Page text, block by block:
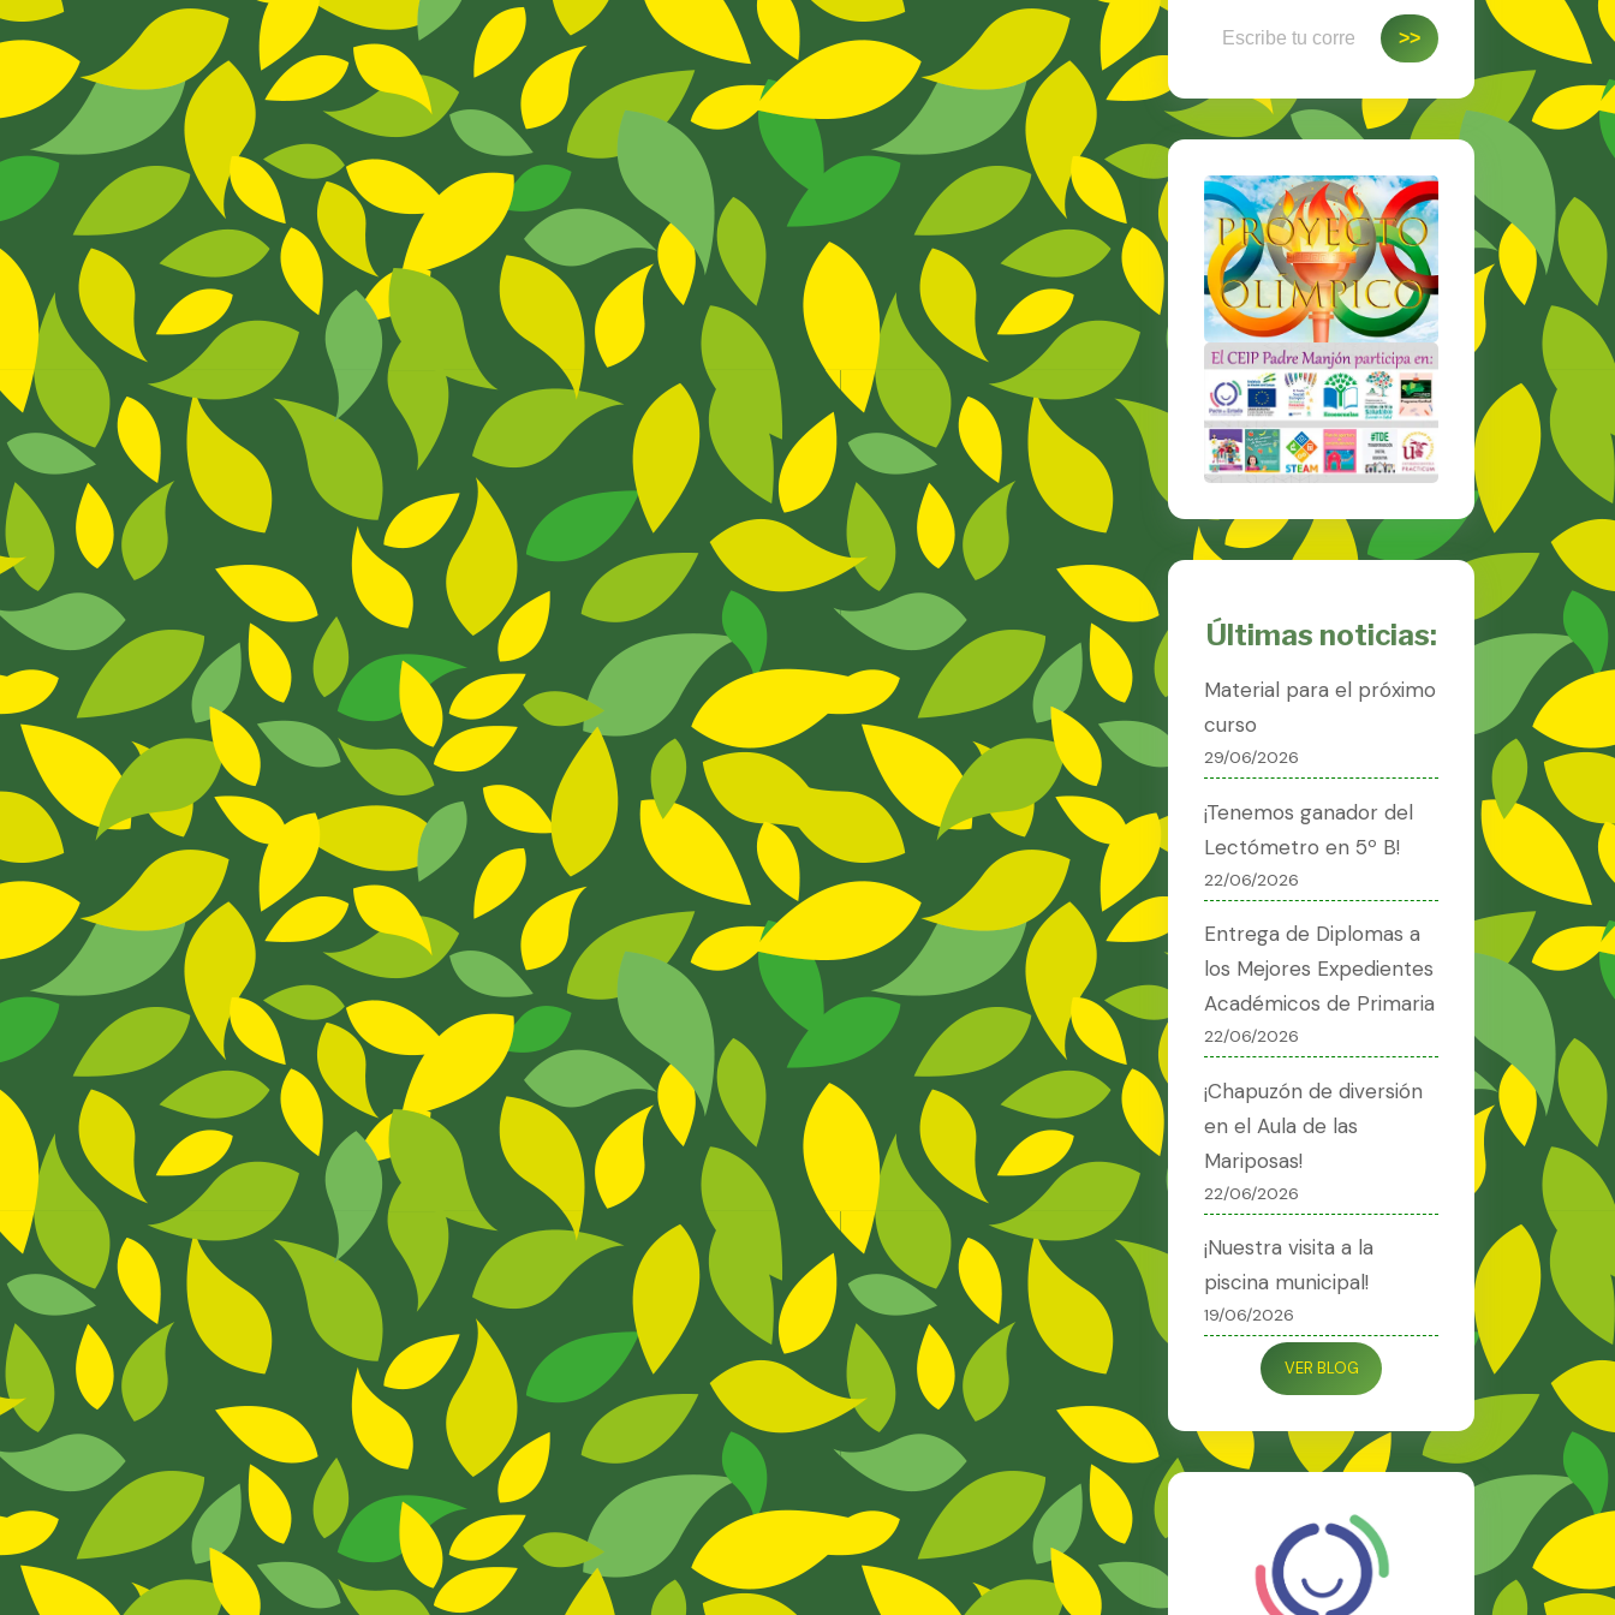
>>
Últimas noticias:
Material para el próximo
curso
29/06/2026
¡Tenemos ganador del
Lectómetro en 5º B!
22/06/2026
Entrega de Diplomas a
los Mejores Expedientes
Académicos de Primaria
22/06/2026
¡Chapuzón de diversión
en el Aula de las
Mariposas!
22/06/2026
¡Nuestra visita a la
piscina municipal!
19/06/2026
VER BLOG